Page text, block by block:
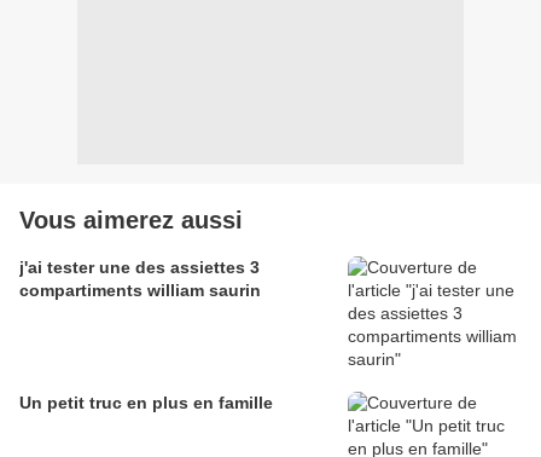
Vous aimerez aussi
j'ai tester une des assiettes 3
compartiments william saurin
Un petit truc en plus en famille